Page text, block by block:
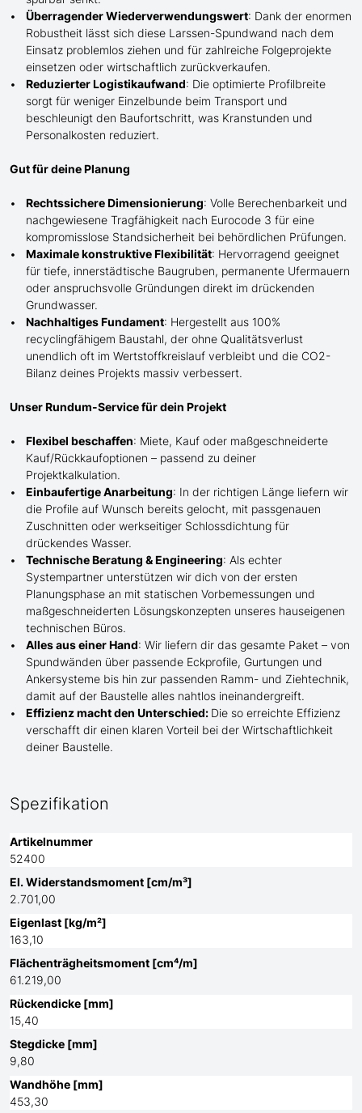
Überragender Wiederverwendungswert: Dank der enormen
Robustheit lässt sich diese Larssen-Spundwand nach dem
Einsatz problemlos ziehen und für zahlreiche Folgeprojekte
einsetzen oder wirtschaftlich zurückverkaufen.
Reduzierter Logistikaufwand: Die optimierte Profilbreite
sorgt für weniger Einzelbunde beim Transport und
beschleunigt den Baufortschritt, was Kranstunden und
Personalkosten reduziert.
Gut für deine Planung
Rechtssichere Dimensionierung: Volle Berechenbarkeit und
nachgewiesene Tragfähigkeit nach Eurocode 3 für eine
kompromisslose Standsicherheit bei behördlichen Prüfungen.
Maximale konstruktive Flexibilität: Hervorragend geeignet
für tiefe, innerstädtische Baugruben, permanente Ufermauern
oder anspruchsvolle Gründungen direkt im drückenden
Grundwasser.
Nachhaltiges Fundament: Hergestellt aus 100%
recyclingfähigem Baustahl, der ohne Qualitätsverlust
unendlich oft im Wertstoffkreislauf verbleibt und die CO2-
Bilanz deines Projekts massiv verbessert.
Unser Rundum-Service für dein Projekt
Flexibel beschaffen: Miete, Kauf oder maßgeschneiderte
Kauf/Rückkaufoptionen – passend zu deiner
Projektkalkulation.
Einbaufertige Anarbeitung: In der richtigen Länge liefern wir
die Profile auf Wunsch bereits gelocht, mit passgenauen
Zuschnitten oder werkseitiger Schlossdichtung für
drückendes Wasser.
Technische Beratung & Engineering: Als echter
Systempartner unterstützen wir dich von der ersten
Planungsphase an mit statischen Vorbemessungen und
maßgeschneiderten Lösungskonzepten unseres hauseigenen
technischen Büros.
Alles aus einer Hand: Wir liefern dir das gesamte Paket – von
Spundwänden über passende Eckprofile, Gurtungen und
Ankersysteme bis hin zur passenden Ramm- und Ziehtechnik,
damit auf der Baustelle alles nahtlos ineinandergreift.
Effizienz macht den Unterschied: Die so erreichte Effizienz
verschafft dir einen klaren Vorteil bei der Wirtschaftlichkeit
deiner Baustelle.
Spezifikation
Artikelnummer
52400
El. Widerstandsmoment [cm/m³]
2.701,00
Eigenlast [kg/m²]
163,10
Flächenträgheitsmoment [cm⁴/m]
61.219,00
Rückendicke [mm]
15,40
Stegdicke [mm]
9,80
Wandhöhe [mm]
453,30